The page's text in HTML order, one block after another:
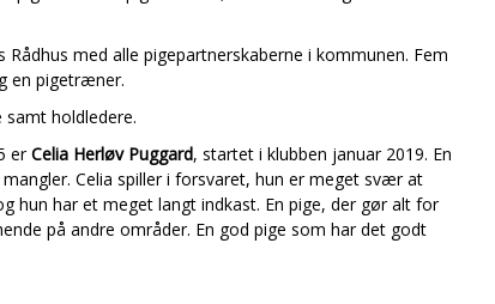
Rådhus med alle pigepartnerskaberne i kommunen. Fem
en pigetræner.
holdledere.
erCelia Herløv Puggard, startet i klubben januar 2019. En
Celia spiller i forsvaret, hun er meget svær at
hun har et meget langt indkast. En pige, der gør alt for
på andre områder. En god pige som har det godt